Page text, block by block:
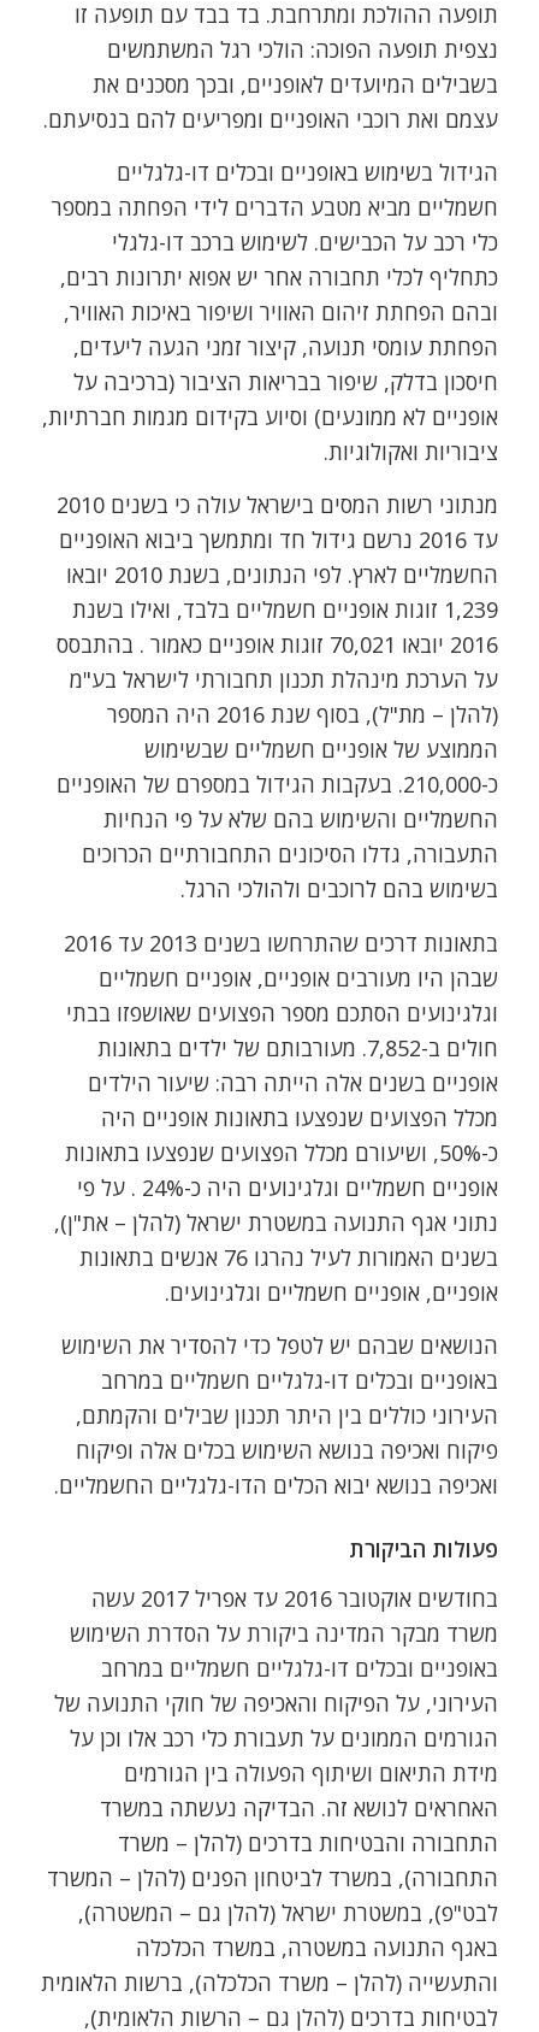
תופעה ההולכת ומתרחבת. בד בבד עם תופעה זו
נצפית תופעה הפוכה: הולכי רגל המשתמשים
בשבילים המיועדים לאופניים, ובכך מסכנים את
עצמם ואת רוכבי האופניים ומפריעים להם בנסיעתם.
הגידול בשימוש באופניים ובכלים דו-גלגליים
חשמליים מביא מטבע הדברים לידי הפחתה במספר
כלי רכב על הכבישים. לשימוש ברכב דו-גלגלי
כתחליף לכלי תחבורה אחר יש אפוא יתרונות רבים,
ובהם הפחתת זיהום האוויר ושיפור באיכות האוויר,
הפחתת עומסי תנועה, קיצור זמני הגעה ליעדים,
חיסכון בדלק, שיפור בבריאות הציבור (ברכיבה על
אופניים לא ממונעים) וסיוע בקידום מגמות חברתיות,
ציבוריות ואקולוגיות.
מנתוני רשות המסים בישראל עולה כי בשנים 2010
עד 2016 נרשם גידול חד ומתמשך ביבוא האופניים
החשמליים לארץ. לפי הנתונים, בשנת 2010 יובאו
1,239 זוגות אופניים חשמליים בלבד, ואילו בשנת
2016 יובאו 70,021 זוגות אופניים כאמור . בהתבסס
על הערכת מינהלת תכנון תחבורתי לישראל בע"מ
(להלן – מת"ל), בסוף שנת 2016 היה המספר
הממוצע של אופניים חשמליים שבשימוש
כ-210,000. בעקבות הגידול במספרם של האופניים
החשמליים והשימוש בהם שלא על פי הנחיות
התעבורה, גדלו הסיכונים התחבורתיים הכרוכים
בשימוש בהם לרוכבים ולהולכי הרגל.
בתאונות דרכים שהתרחשו בשנים 2013 עד 2016
שבהן היו מעורבים אופניים, אופניים חשמליים
וגלגינועים הסתכם מספר הפצועים שאושפזו בבתי
חולים ב-7,852. מעורבותם של ילדים בתאונות
אופניים בשנים אלה הייתה רבה: שיעור הילדים
מכלל הפצועים שנפצעו בתאונות אופניים היה
כ-50%, ושיעורם מכלל הפצועים שנפצעו בתאונות
אופניים חשמליים וגלגינועים היה כ-24% . על פי
נתוני אגף התנועה במשטרת ישראל (להלן – את"ן),
בשנים האמורות לעיל נהרגו 76 אנשים בתאונות
אופניים, אופניים חשמליים וגלגינועים.
הנושאים שבהם יש לטפל כדי להסדיר את השימוש
באופניים ובכלים דו-גלגליים חשמליים במרחב
העירוני כוללים בין היתר תכנון שבילים והקמתם,
פיקוח ואכיפה בנושא השימוש בכלים אלה ופיקוח
ואכיפה בנושא יבוא הכלים הדו-גלגליים החשמליים.
פעולות הביקורת
בחודשים אוקטובר 2016 עד אפריל 2017 עשה
משרד מבקר המדינה ביקורת על הסדרת השימוש
באופניים ובכלים דו-גלגליים חשמליים במרחב
העירוני, על הפיקוח והאכיפה של חוקי התנועה של
הגורמים הממונים על תעבורת כלי רכב אלו וכן על
מידת התיאום ושיתוף הפעולה בין הגורמים
האחראים לנושא זה. הבדיקה נעשתה במשרד
התחבורה והבטיחות בדרכים (להלן – משרד
התחבורה), במשרד לביטחון הפנים (להלן – המשרד
לבט"פ), במשטרת ישראל (להלן גם – המשטרה),
באגף התנועה במשטרה, במשרד הכלכלה
והתעשייה (להלן – משרד הכלכלה), ברשות הלאומית
לבטיחות בדרכים (להלן גם – הרשות הלאומית),